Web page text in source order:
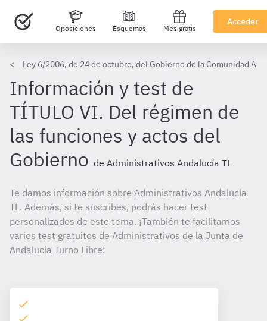
Oposiciones Esquemas Mes gratis
Acceder
Ley 6/2006, de 24 de octubre, del Gobierno de la Comunidad
Información y test de
TÍTULO VI. Del régimen de
las funciones y actos del
Gobierno de Administrativos Andalucía TL
Te damos información sobre Administrativos Andalucía
TL. Además, si te suscribes, podrás hacer test
personalizados de este tema. ¡También te facilitamos
varios test gratuitos de Administrativos de la Junta de
Andalucía Turno Libre!